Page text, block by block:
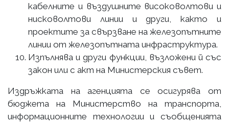
кабелните и въздушните високоволтови и
нисковолтови линии и други, както и
проектите за свързване на железопътните
линии от железопътната инфраструктура.
Изпълнява и други функции, възложени й със
закон или с акт на Министерския съвет.
Издръжката на агенцията се осигурява от
бюджета на Министерство на транспорта,
информационните технологии и съобщенията